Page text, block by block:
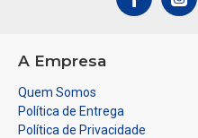
A Empresa
Quem Somos
Política de Entrega
Política de Privacidade